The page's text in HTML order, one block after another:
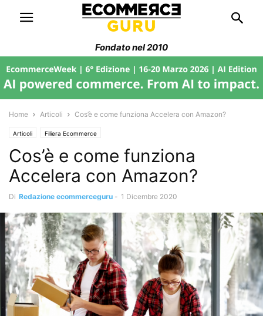
Fondato nel 2010
Home Articoli Cos’è e come funziona Accelera con Amazon?
Articoli Filiera Ecommerce
Cos’è e come funziona
Accelera con Amazon?
Di Redazione ecommerceguru - 1 Dicembre 2020